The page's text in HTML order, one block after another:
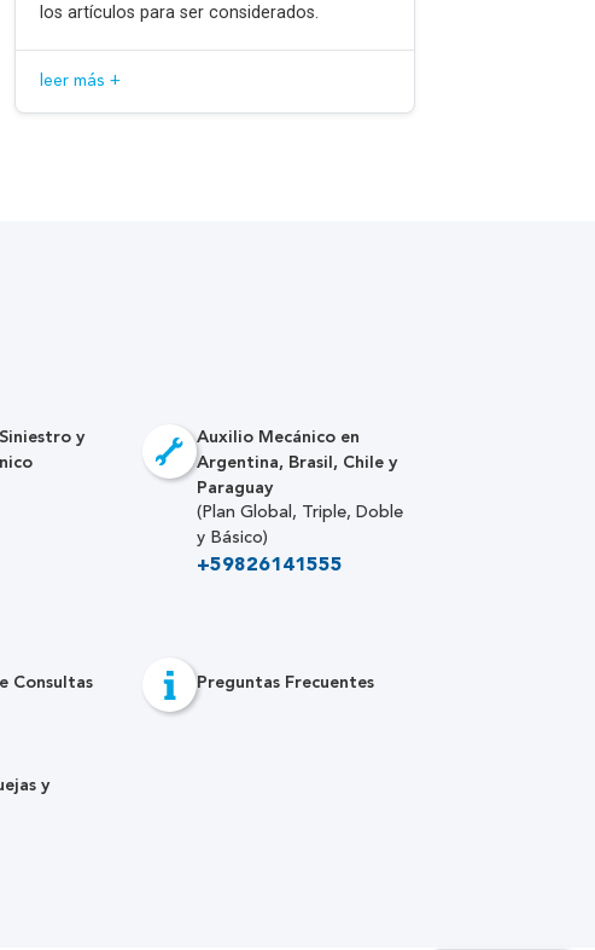
los artículos para ser considerados.
leer más +
y
Auxilio Mecánico en
Argentina, Brasil, Chile y
Paraguay
(Plan Global, Triple, Doble
y Básico)
+59826141555
Consultas Preguntas Frecuentes
y